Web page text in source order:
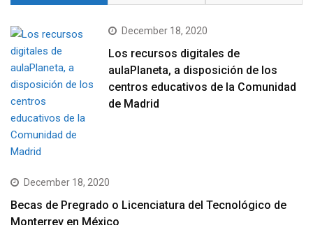
December 18, 2020
Los recursos digitales de
aulaPlaneta, a disposición de los
centros educativos de la Comunidad
de Madrid
December 18, 2020
Becas de Pregrado o Licenciatura del Tecnológico de
Monterrey en México